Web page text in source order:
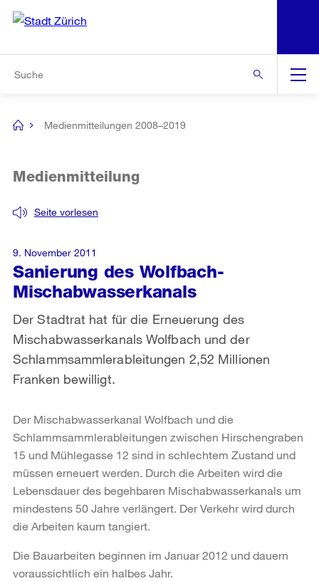
Navigation
[no
Medienmitteilungen 2008–2019
Sanierung des Wolfbach-
Mischabwasserkanals
Seite vorlesen
Medienmitteilung
Der Stadtrat hat für die Erneuerung des
Mischabwasserkanals Wolfbach und der
Schlammsammlerableitungen 2,52 Millionen
Franken bewilligt.
9. November 2011
Der Mischabwasserkanal Wolfbach und die
Schlammsammlerableitungen zwischen Hirschengraben
15 und Mühlegasse 12 sind in schlechtem Zustand und
müssen erneuert werden. Durch die Arbeiten wird die
Lebensdauer des begehbaren Mischabwasserkanals um
mindestens 50 Jahre verlängert. Der Verkehr wird durch
die Arbeiten kaum tangiert.
Die Bauarbeiten beginnen im Januar 2012 und dauern
voraussichtlich ein halbes Jahr.